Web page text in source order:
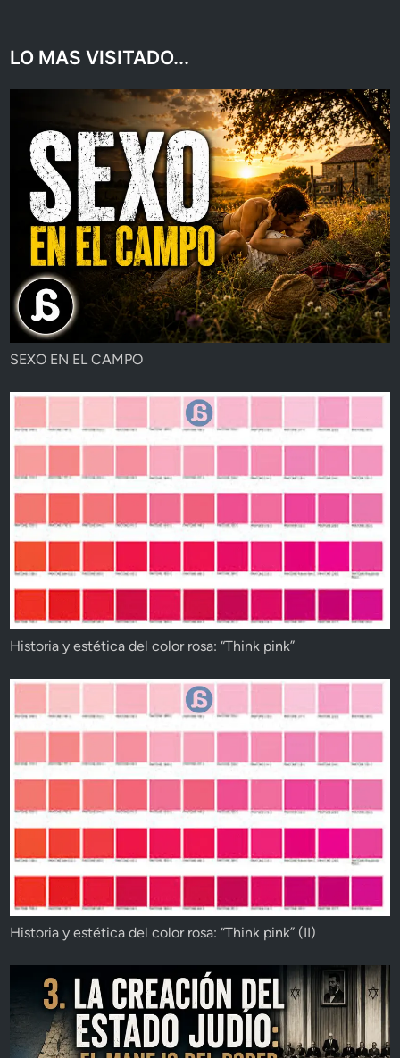
LO MAS VISITADO...
SEXO EN EL CAMPO
Historia y estética del color rosa: “Think pink”
Historia y estética del color rosa: “Think pink” (II)